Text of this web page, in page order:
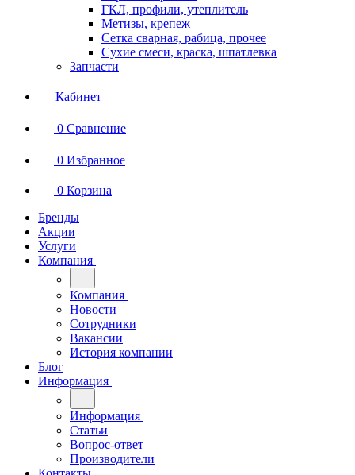
ГКЛ, профили, утеплитель
Метизы, крепеж
Сетка сварная, рабица, прочее
Сухие смеси, краска, шпатлевка
Запчасти
Кабинет
0 Сравнение
0 Избранное
0 Корзина
Бренды
Акции
Услуги
Компания
Компания
Новости
Сотрудники
Вакансии
История компании
Блог
Информация
Информация
Статьи
Вопрос-ответ
Производители